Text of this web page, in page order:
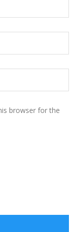
browser for the